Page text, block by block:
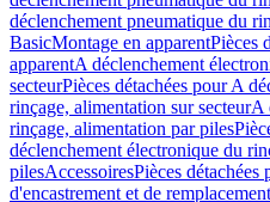
déclenchement pneumatique du
BasicMontage en apparentPièces
apparentA déclenchement
secteurPièces détachées pour A
rinçage, alimentation sur secteurA
rinçage, alimentation par piles
déclenchement électronique du
pilesAccessoiresPièces détachées
d'encastrement et de remplacement